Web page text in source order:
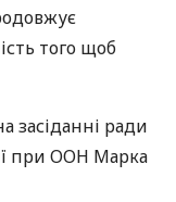
того щоб
засіданні ради
при ООН Марка